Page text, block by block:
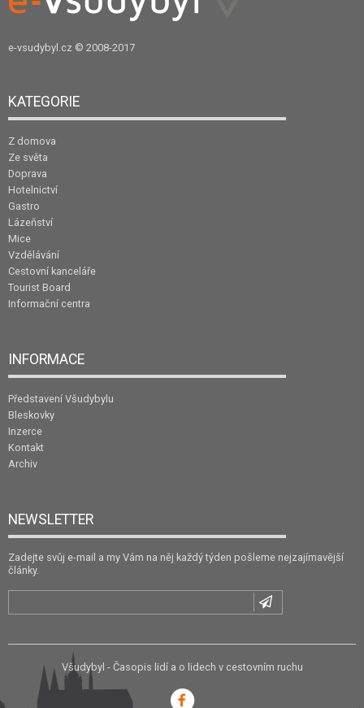
e-vsudybyl.cz © 2008-2017
KATEGORIE
Z domova
Ze světa
Doprava
Hotelnictví
Gastro
Lázeňství
Mice
Vzdělávání
Cestovní kanceláře
Tourist Board
Informační centra
INFORMACE
Představení Všudybylu
Bleskovky
Inzerce
Kontakt
Archiv
NEWSLETTER
Zadejte svůj e-mail a my Vám na něj každý týden pošleme nejzajímavější
články.
Všudybyl - Časopis lidí a o lidech v cestovním ruchu